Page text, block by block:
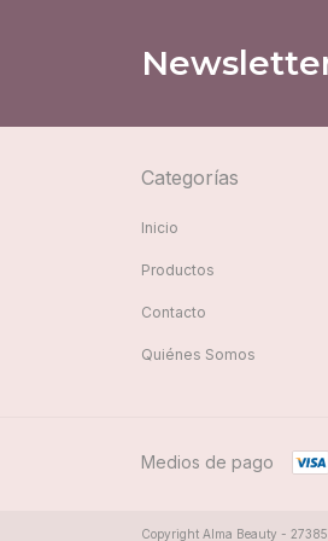
Categorías
Inicio
Productos
Contacto
Quiénes Somos
Medios de pago
Copyright Alma Beauty -